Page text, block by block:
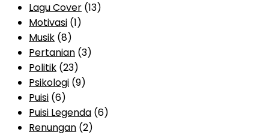
Lagu Cover (13)
Motivasi (1)
Musik (8)
Pertanian (3)
Politik (23)
Psikologi (9)
Puisi (6)
Puisi Legenda (6)
Renungan (2)